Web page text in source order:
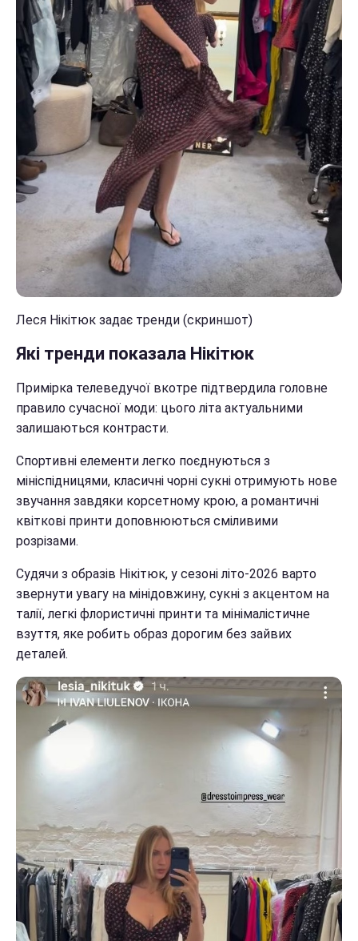
Леся Нікітюк задає тренди (скриншот)
Які тренди показала Нікітюк
Примірка телеведучої вкотре підтвердила головне
правило сучасної моди: цього літа актуальними
залишаються контрасти.
Спортивні елементи легко поєднуються з
мініспідницями, класичні чорні сукні отримують нове
звучання завдяки корсетному крою, а романтичні
квіткові принти доповнюються сміливими
розрізами.
Судячи з образів Нікітюк, у сезоні літо-2026 варто
звернути увагу на мінідовжину, сукні з акцентом на
талії, легкі флористичні принти та мінімалістичне
взуття, яке робить образ дорогим без зайвих
деталей.